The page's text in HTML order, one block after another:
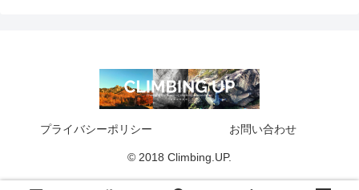
プライバシーポリシー お問い合わせ
© 2018 Climbing.UP.